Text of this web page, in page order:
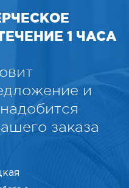
1 ЧАСА
и
заказа